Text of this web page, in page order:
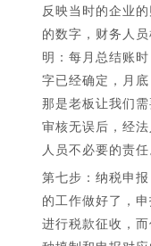
反映当时的企业
的数字，财务人
明：每月总结账
字已经确定，月
那是老板让我们
审核无误后，经
人员不必要的责
第七步：纳税申
的工作做好了，
进行税款征收，